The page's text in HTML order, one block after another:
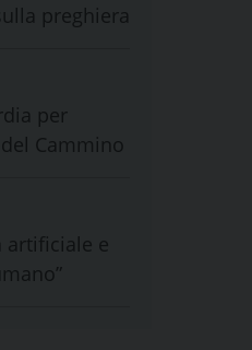
preghiera
per
Cammino
artificiale e